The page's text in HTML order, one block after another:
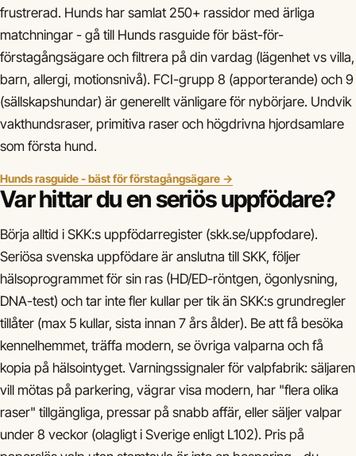
frustrerad. Hunds har samlat 250+ rassidor med ärliga
matchningar - gå till Hunds rasguide för bäst-för-
förstagångsägare och filtrera på din vardag (lägenhet vs villa,
barn, allergi, motionsnivå). FCI-grupp 8 (apporterande) och 9
(sällskapshundar) är generellt vänligare för nybörjare. Undvik
vakthundsraser, primitiva raser och högdrivna hjordsamlare
som första hund.
Hunds rasguide - bäst för förstagångsägare →
Var hittar du en seriös uppfödare?
Börja alltid i SKK:s uppfödarregister (skk.se/uppfodare).
Seriösa svenska uppfödare är anslutna till SKK, följer
hälsoprogrammet för sin ras (HD/ED-röntgen, ögonlysning,
DNA-test) och tar inte fler kullar per tik än SKK:s grundregler
tillåter (max 5 kullar, sista innan 7 års ålder). Be att få besöka
kennelhemmet, träffa modern, se övriga valparna och få
kopia på hälsointyget. Varningssignaler för valpfabrik: säljaren
vill mötas på parkering, vägrar visa modern, har "flera olika
raser" tillgängliga, pressar på snabb affär, eller säljer valpar
under 8 veckor (olagligt i Sverige enligt L102). Pris på